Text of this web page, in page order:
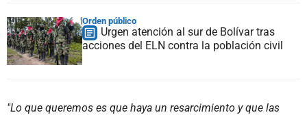
Orden público
Urgen atención al sur de Bolívar tras
acciones del ELN contra la población civil
"Lo que queremos es que haya un resarcimiento y que las